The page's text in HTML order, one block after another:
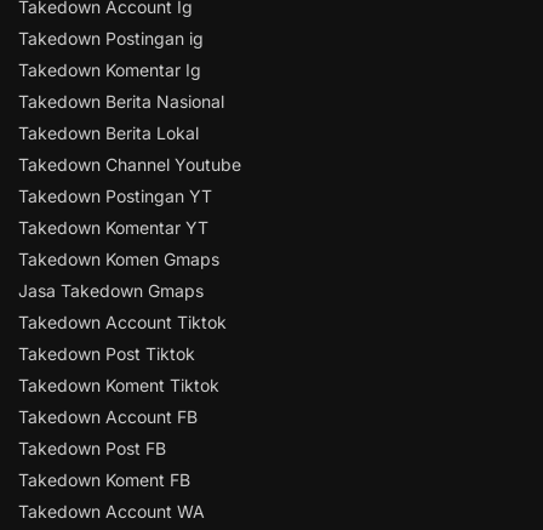
Takedown Account Ig
Takedown Postingan ig
Takedown Komentar Ig
Takedown Berita Nasional
Takedown Berita Lokal
Takedown Channel Youtube
Takedown Postingan YT
Takedown Komentar YT
Takedown Komen Gmaps
Jasa Takedown Gmaps
Takedown Account Tiktok
Takedown Post Tiktok
Takedown Koment Tiktok
Takedown Account FB
Takedown Post FB
Takedown Koment FB
Takedown Account WA